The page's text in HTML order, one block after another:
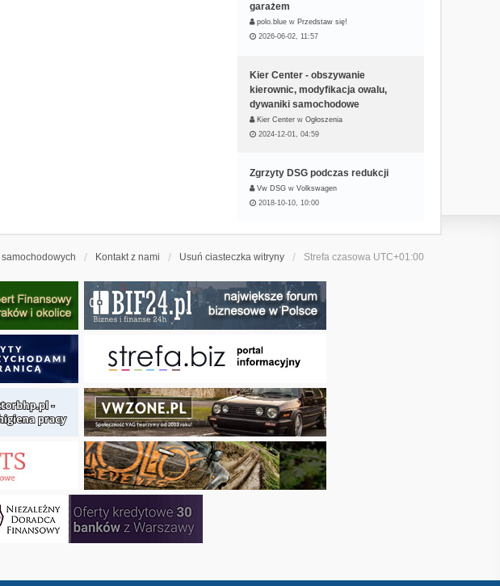
garażem
polo.blue w Przedstaw się!
2026-06-02, 11:57
Kier Center - obszywanie
kierownic, modyfikacja owalu,
dywaniki samochodowe
Kier Center w Ogłoszenia
2024-12-01, 04:59
Zgrzyty DSG podczas redukcji
Vw DSG w Volkswagen
2018-10-10, 10:00
Kontakt z nami Usuń ciasteczka witryny Strefa czasowa UTC+01:00